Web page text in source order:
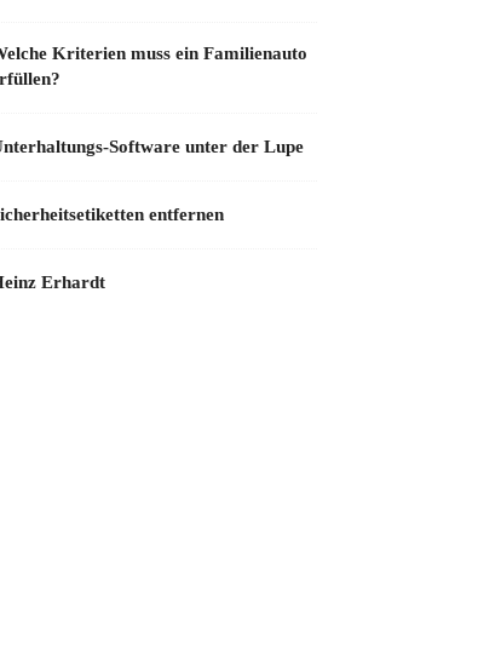
Kriterien muss ein Familienauto
Software unter der Lupe
entfernen
Erhardt